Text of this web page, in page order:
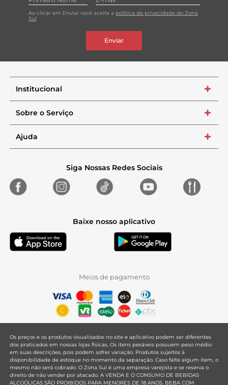
Ao clicar em Enviar você aceita a política de privacidade do Zona
Sul
Enviar
Institucional +
Sobre o Serviço +
Ajuda +
Siga Nossas Redes Sociais
Baixe nosso aplicativo
Meios de pagamento
Os preços e os produtos visualizados no site e aplicativo podem ser diferentes
dos praticados em nossas lojas físicas. Os itens pesáveis possuem peso médio
em suas descrições, pois podem sofrer variação. Produtos sujeitos à
disponibilidade de estoque no momento da separação. Caso falte algum item, o
mesmo não será cobrado. O Zona Sul é uma empresa varejista e se reserva o
direito de não vender por atacado. A VENDA E O CONSUMO DE BEBIDAS
ALCOÓLICAS SÃO PROIBIDOS PARA MENORES DE 18 ANOS. BEBA COM